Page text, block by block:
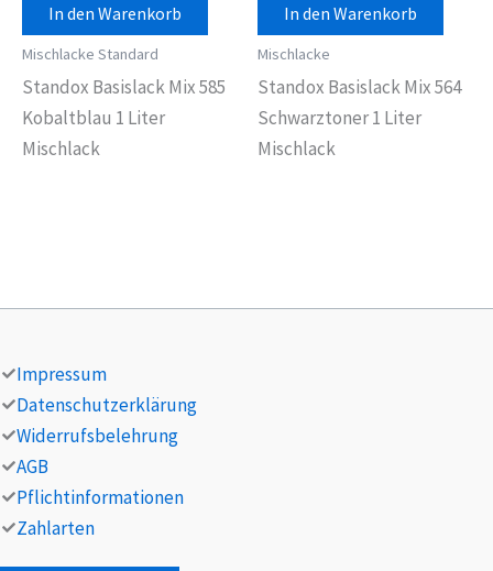
In den Warenkorb
Mischlacke Standard
Standox Basislack Mix 585
Kobaltblau 1 Liter
Mischlack
In den Warenkorb
Mischlacke
Standox Basislack Mix 564
Schwarztoner 1 Liter
Mischlack
Impressum
Datenschutzerklärung
Widerrufsbelehrung
AGB
Pflichtinformationen
Zahlarten